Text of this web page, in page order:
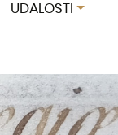
UDALOSTI